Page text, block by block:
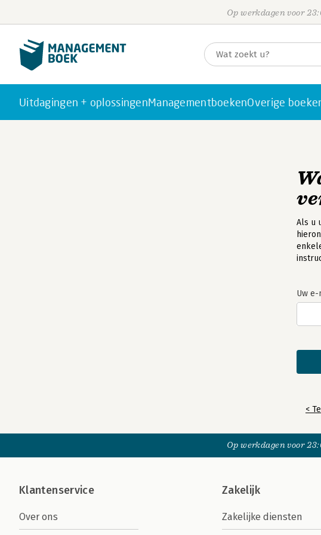
Op werkdagen voor
Uitdagingen + oplossingenManagementboekenOverige
Als u
Uw
<
Op werkdagen voor
Klantenservice
Over ons
Zakelijk
Zakelijke diensten